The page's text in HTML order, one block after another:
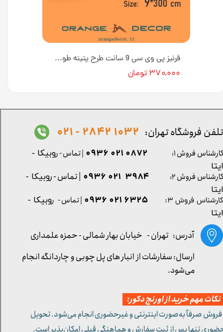
قرنیز پی وی سی 9 سانت طرح پتینه طوسی به طول 3 متر کد 934 [انبار تهران]
۳۷۰,۰۰۰ تومان
کارشناس فروش ۳: ۶۳۲۵ ۰۲۱ ۰۹۳۶ | تماس - روبیکا -
ایتا
آدرس: تهران - خیابان بهار شمالی - حمزه علمداری
تلفن فروشگاه تهران: 1032 2842 - 021
مهم خرید از اورنج دکور:
صرفاً به‌صورت اینترنتی و غیرحضوری انجام می‌شود. تحویل
تنها پس از ثبت سفارش و هماهنگی قبلی امکان‌پذیر است.
کارشناس فروش ۱: 0872 021 0936 | تماس - روبیکا -
ایتا
کارشناس فروش ۲:
۳۹۸۴ ۰۲۱ ۰۹۳۶ | تماس - روبیکا -
ایتا
ارسال: سفارشات از انبار های پل چوبی و چاردانگه انجام
می‌شود.